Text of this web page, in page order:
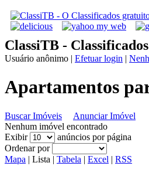
ClassiTB -
Usuário anônimo | Efetuar login |
Apartamentos
Buscar Imóveis
Anunciar Imóvel
Nenhum imóvel encontrado
Exibir
anúncios por página
Ordenar por
Mapa | Lista | Tabela | Excel | RSS